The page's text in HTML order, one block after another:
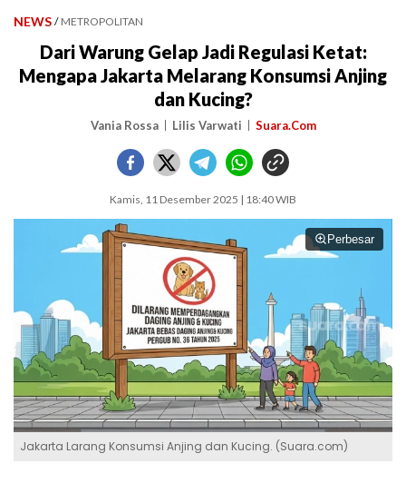
NEWS / METROPOLITAN
Dari Warung Gelap Jadi Regulasi Ketat:
Mengapa Jakarta Melarang Konsumsi Anjing
dan Kucing?
Vania Rossa Lilis Varwati Suara.Com
Kamis, 11 Desember 2025 | 18:40 WIB
Perbesar
Jakarta Larang Konsumsi Anjing dan Kucing. (Suara.com)